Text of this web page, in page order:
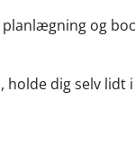
og
dig selv lidt